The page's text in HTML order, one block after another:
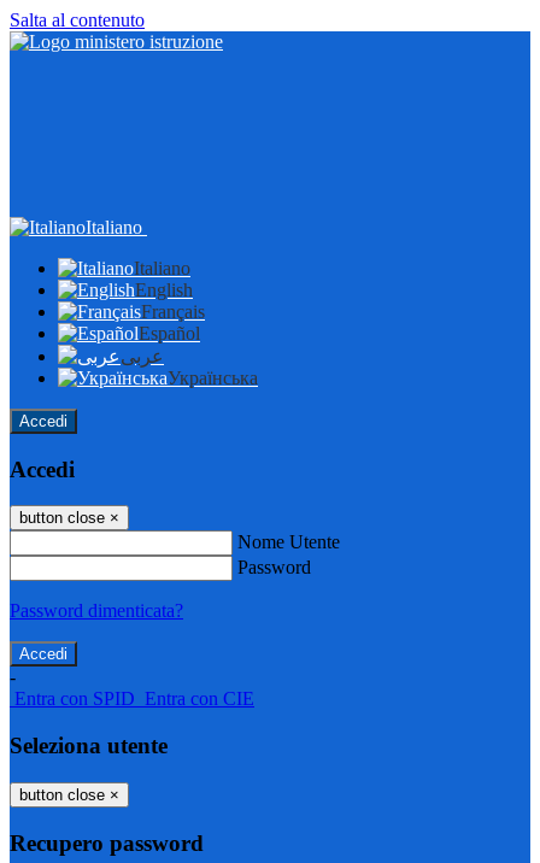
Salta al contenuto
Italiano
Italiano
English
Français
Español
عربى
Українська
Accedi
Accedi
button close ×
Nome Utente
Password
Password dimenticata?
-
Entra con SPID Entra con CIE
Seleziona utente
button close ×
Recupero password